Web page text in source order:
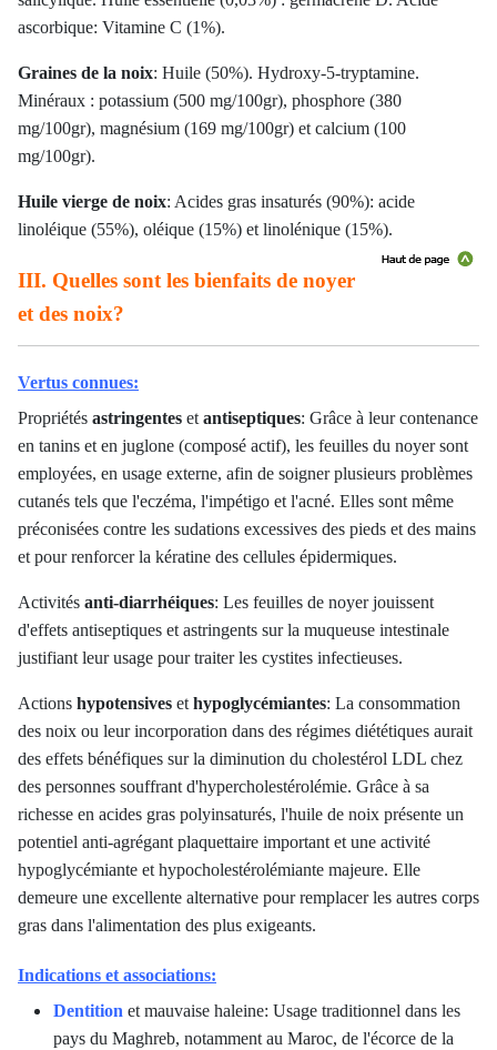
ascorbique: Vitamine C (1%).
Graines de la noix: Huile (50%). Hydroxy-5-tryptamine.
Minéraux : potassium (500 mg/100gr), phosphore (380
mg/100gr), magnésium (169 mg/100gr) et calcium (100
mg/100gr).
Huile vierge de noix: Acides gras insaturés (90%): acide
linoléique (55%), oléique (15%) et linolénique (15%).
III. Quelles sont les bienfaits de noyer
et des noix?
Vertus connues:
Propriétés astringentes et antiseptiques: Grâce à leur contenance
en tanins et en juglone (composé actif), les feuilles du noyer sont
employées, en usage externe, afin de soigner plusieurs problèmes
cutanés tels que l'eczéma, l'impétigo et l'acné. Elles sont même
préconisées contre les sudations excessives des pieds et des mains
et pour renforcer la kératine des cellules épidermiques.
Activités anti-diarrhéiques: Les feuilles de noyer jouissent
d'effets antiseptiques et astringents sur la muqueuse intestinale
justifiant leur usage pour traiter les cystites infectieuses.
Actions hypotensives et hypoglycémiantes: La consommation
des noix ou leur incorporation dans des régimes diététiques aurait
des effets bénéfiques sur la diminution du cholestérol LDL chez
des personnes souffrant d'hypercholestérolémie. Grâce à sa
richesse en acides gras polyinsaturés, l'huile de noix présente un
potentiel anti-agrégant plaquettaire important et une activité
hypoglycémiante et hypocholestérolémiante majeure. Elle
demeure une excellente alternative pour remplacer les autres corps
gras dans l'alimentation des plus exigeants.
Indications et associations:
Dentition et mauvaise haleine: Usage traditionnel dans les
pays du Maghreb, notamment au Maroc, de l'écorce de la